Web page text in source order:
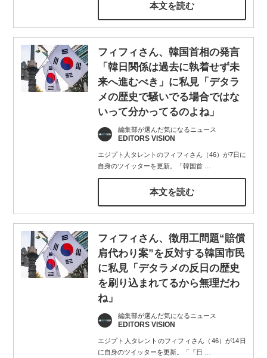
本文を読む
フィフィさん、韓国首相の発言
「韓日関係は過去に執着せず未
来へ進むべき」に私見「デタラ
メの歴史で騒いでる場合ではな
いって分かってるのよね」
編集部が選んだ気になるニュース
EDITORS VISION
エジプト人タレントのフィフィさん（46）が7日に
自身のツイッターを更新。「韓国首…
本文を読む
フィフィさん、徴用工問題“賠償
肩代わり案”を反対する韓国市民
に私見「デタラメの反日の歴史
を刷り込まれてるから無理だわ
ね」
編集部が選んだ気になるニュース
EDITORS VISION
エジプト人タレントのフィフィさん（46）が14日
に自身のツイッターを更新。「『日